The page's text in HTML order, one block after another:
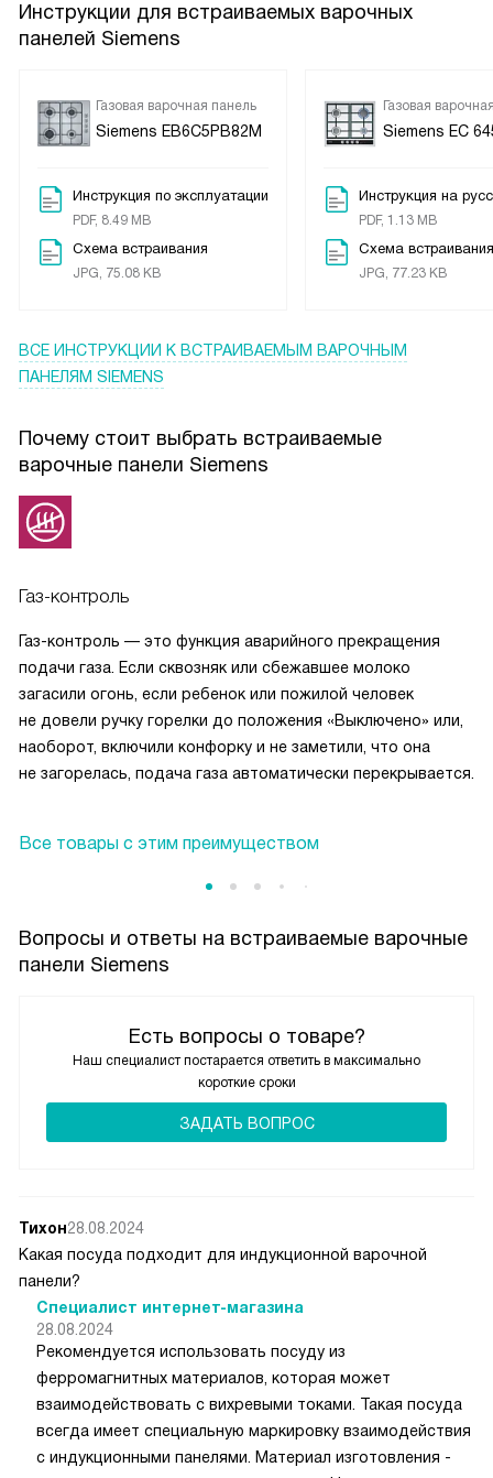
Инструкции для встраиваемых варочных
панелей Siemens
Газовая варочная панель
Siemens EB6C5PB82M
Инструкция по эксплуатации
PDF, 8.49 MB
Схема встраивания
JPG, 75.08 KB
Газовая
Siemens EC
Инструкция на
PDF, 1.13 MB
Схема встраивания
JPG, 77.23 KB
ВСЕ ИНСТРУКЦИИ К ВСТРАИВАЕМЫМ ВАРОЧНЫМ
ПАНЕЛЯМ SIEMENS
Почему стоит выбрать встраиваемые
варочные панели Siemens
Газ-контроль
Газ-контроль — это функция аварийного прекращения
подачи газа. Если сквозняк или сбежавшее молоко
загасили огонь, если ребенок или пожилой человек
не довели ручку горелки до положения «Выключено» или,
наоборот, включили конфорку и не заметили, что она
не загорелась, подача газа автоматически перекрывается.
Все товары с этим преимуществом
Вопросы и ответы на встраиваемые варочные
панели Siemens
Есть вопросы о товаре?
Наш специалист постарается ответить в максимально
короткие сроки
ЗАДАТЬ ВОПРОС
Тихон28.08.2024
Какая посуда подходит для индукционной варочной
панели?
Специалист интернет-магазина
28.08.2024
Рекомендуется использовать посуду из
ферромагнитных материалов, которая может
взаимодействовать с вихревыми токами. Такая посуда
всегда имеет специальную маркировку взаимодействия
с индукционными панелями. Материал изготовления -